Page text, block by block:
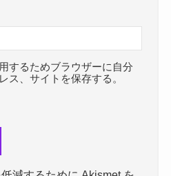
するためブラウザーに自分
ス、サイトを保存する。